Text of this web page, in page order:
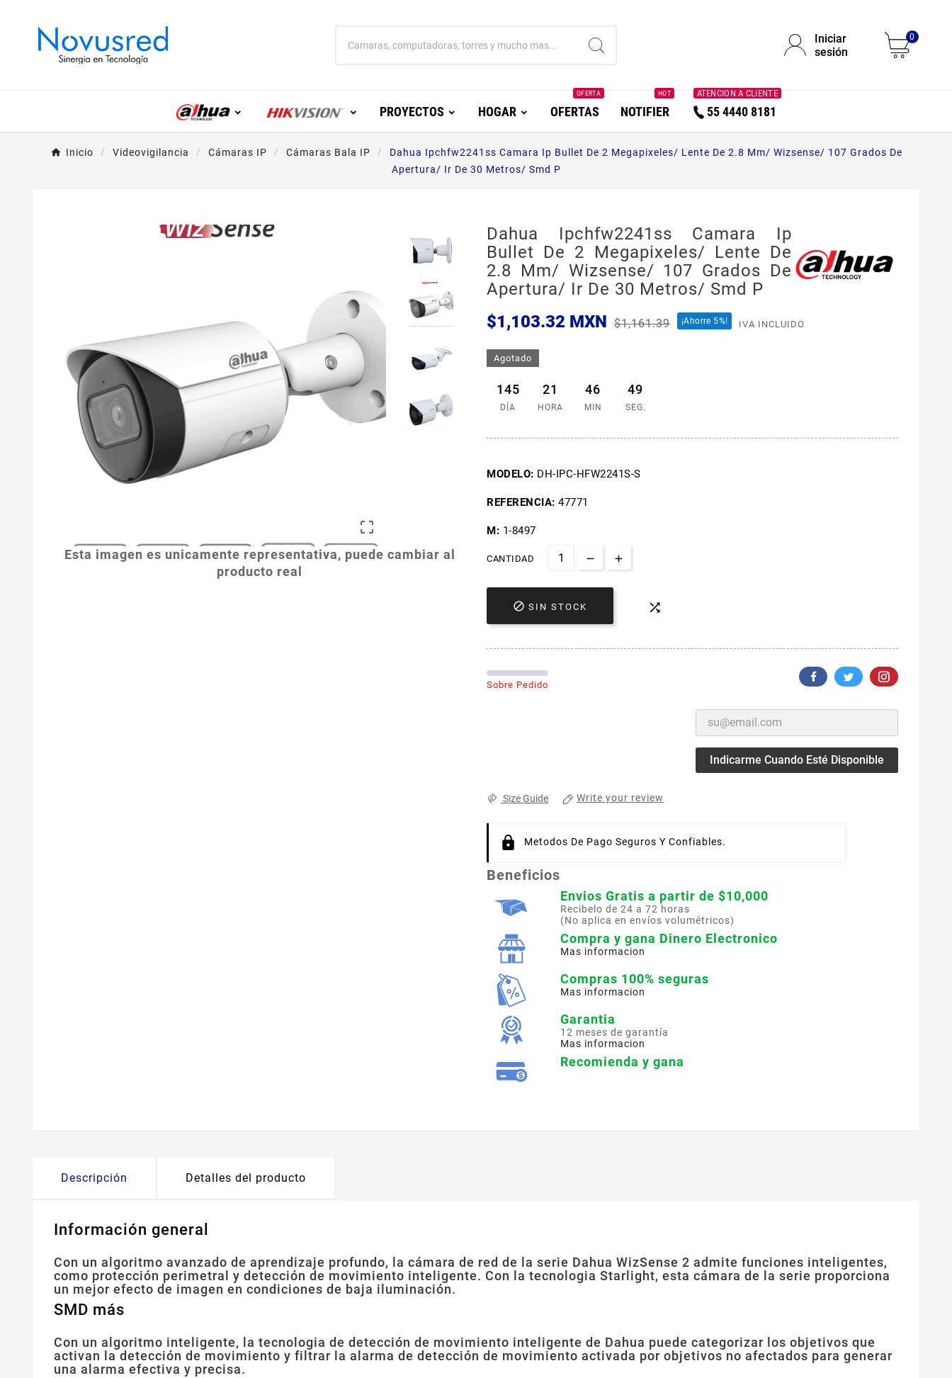
Iniciar
sesión
0
PROYECTOS HOGAR OFERTAS
OFERTA
NOTIFIER
HOT
55 4440 8181
ATENCION A CLIENTE
Inicio Videovigilancia Cámaras IP Cámaras Bala IP
Dahua Ipchfw2241ss Camara Ip Bullet De 2 Megapixeles/ Lente De 2.8 Mm/ Wizsense/ 107 Grados De
Apertura/ Ir De 30 Metros/ Smd P

Esta imagen es unicamente representativa, puede cambiar al
producto real
Dahua Ipchfw2241ss Camara Ip
Bullet De 2 Megapixeles/ Lente De
2.8 Mm/ Wizsense/ 107 Grados De
Apertura/ Ir De 30 Metros/ Smd P
$1,103.32 MXN $1,161.39 ¡Ahorre 5%! IVA INCLUIDO
Agotado
145
DÍA
21
HORA
46
MIN
48
SEG.
MODELO: DH-IPC-HFW2241S-S
REFERENCIA: 47771
M: 1-8497
CANTIDAD
 SIN STOCK 
Sobre Pedido
Indicarme Cuando Esté Disponible
Size Guide Write your review
Metodos De Pago Seguros Y Confiables.
Beneficios
Envios Gratis a partir de $10,000
Recibelo de 24 a 72 horas
(No aplica en envíos volumétricos)
Compra y gana Dinero Electronico
Mas informacion
Compras 100% seguras
Mas informacion
Garantia
12 meses de garantía
Mas informacion
Recomienda y gana
Descripción Detalles del producto
Información general
Con un algoritmo avanzado de aprendizaje profundo, la cámara de red de la serie Dahua WizSense 2 admite funciones inteligentes,
como protección perimetral y detección de movimiento inteligente. Con la tecnologia Starlight, esta cámara de la serie proporciona
un mejor efecto de imagen en condiciones de baja iluminación.
SMD más
Con un algoritmo inteligente, la tecnologia de detección de movimiento inteligente de Dahua puede categorizar los objetivos que
activan la detección de movimiento y filtrar la alarma de detección de movimiento activada por objetivos no afectados para generar
una alarma efectiva y precisa.